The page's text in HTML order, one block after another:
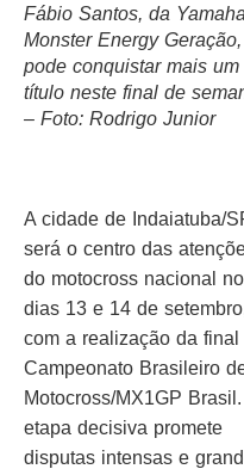
Fábio Santos, da Yamaha
Monster Energy Geração,
pode conquistar mais um
título neste final de
– Foto: Rodrigo Junior
A cidade de Indaiatuba/
será o centro das
do motocross nacional
dias 13 e 14 de
com a realização da final
Campeonato Brasileiro
Motocross/MX1GP Brasil.
etapa decisiva promete
disputas intensas e